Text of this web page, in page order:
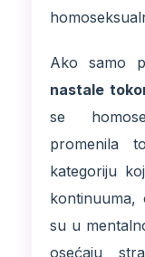
Ako samo
nastale
se
promenila
kategoriju
kontinuuma,
su u
osećaju